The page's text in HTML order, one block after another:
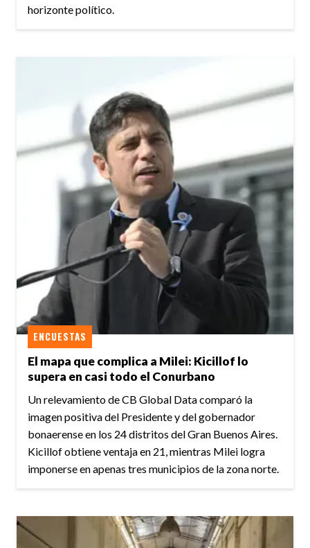
horizonte político.
El mapa que complica a Milei: Kicillof lo
supera en casi todo el Conurbano
ENCUESTAS
Un relevamiento de CB Global Data comparó la
imagen positiva del Presidente y del gobernador
bonaerense en los 24 distritos del Gran Buenos Aires.
Kicillof obtiene ventaja en 21, mientras Milei logra
imponerse en apenas tres municipios de la zona norte.